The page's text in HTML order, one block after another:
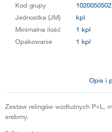
Kod grupy
1020050502
Jednostka (JM)
kpl
Minimalna ilość
1 kpl
Opakowanie
1 kpl
Opis i
Zestaw relingów wzdłużnych P+L,
srebrny.